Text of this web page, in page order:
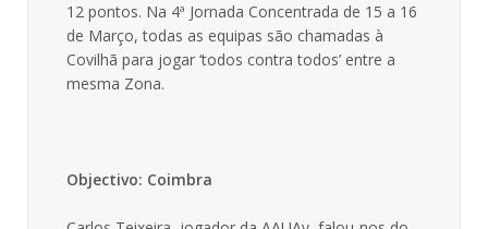
12 pontos. Na 4ª Jornada Concentrada de 15 a 16
de Março, todas as equipas são chamadas à
Covilhã para jogar ‘todos contra todos’ entre a
mesma Zona.
Objectivo: Coimbra